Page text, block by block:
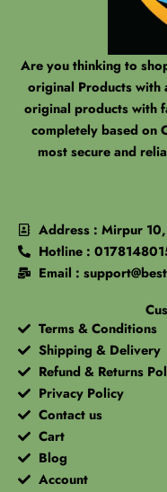
Are you thinking to
original Products with
original products with
completely based on
most secure and
Address : Mirpur
Hotline :
Email :
Terms & Conditions
Shipping & Delivery
Refund & Returns
Privacy Policy
Contact us
Cart
Blog
Account